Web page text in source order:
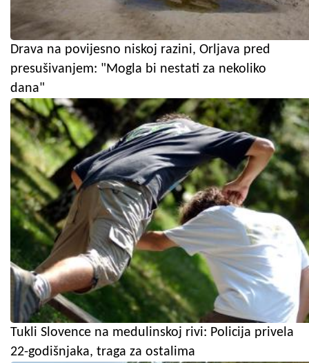
Drava na povijesno niskoj razini, Orljava pred
presušivanjem: "Mogla bi nestati za nekoliko
dana"
Tukli Slovence na medulinskoj rivi: Policija privela
22-godišnjaka, traga za ostalima